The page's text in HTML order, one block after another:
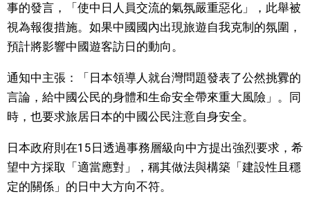
臺灣香港
人物訪談
日本入門
政治外交
official SNS
事的發言，「使中日人員交流的氣氛嚴重惡化」，此舉被
視為報復措施。如果中國國內出現旅遊自我克制的氛圍，
預計將影響中國遊客訪日的動向。
通知中主張：「日本領導人就台灣問題發表了公然挑釁的
言論，給中國公民的身體和生命安全帶來重大風險」。同
時，也要求旅居日本的中國公民注意自身安全。
日本政府則在15日透過事務層級向中方提出強烈要求，希
望中方採取「適當應對」，稱其做法與構築「建設性且穩
定的關係」的日中大方向不符。